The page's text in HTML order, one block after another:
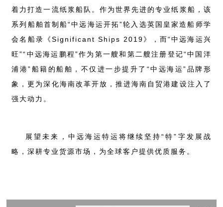
着力打造一流纸浆船队。作为世界先进的专业纸浆船，该
系列船舶首制船“中远海运开拓”轮入选英国皇家造船师学
会名船录《Significant Ships 2019》，而“中远海运兴
旺”“中远海运鹏程”作为第一艘和第二艘注册登记“中国洋
浦港”船籍的船舶，不仅进一步提升了“中远海运”品牌形
象，更为深化海南改革开放，推进海南自贸港建设注入了
强大动力。
展望未来，中远海运特运将继续坚持“特”字发展战
略，深耕专业货源市场，为全球客户提供优质服务。